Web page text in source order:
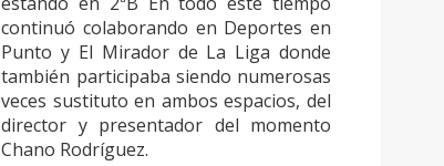
continuó colaborando en Deportes en
Punto y El Mirador de La Liga donde
también participaba siendo numerosas
veces sustituto en ambos espacios, del
director y presentador del momento
Chano Rodríguez.